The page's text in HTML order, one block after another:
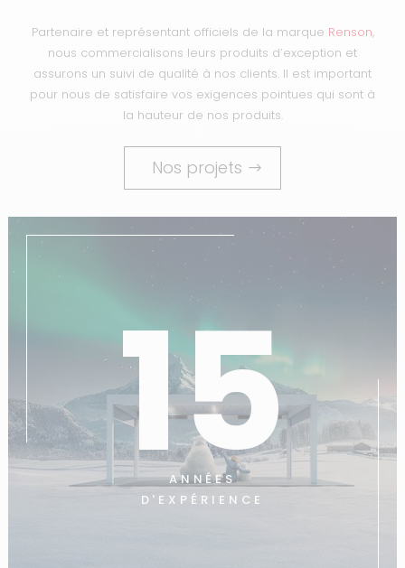
Partenaire et représentant officiels de la marque Renson,
nous commercialisons leurs produits d’exception et
assurons un suivi de qualité à nos clients. Il est important
pour nous de satisfaire vos exigences pointues qui sont à
la hauteur de nos produits.
Nos projets
15
ANNÉES
D'EXPÉRIENCE